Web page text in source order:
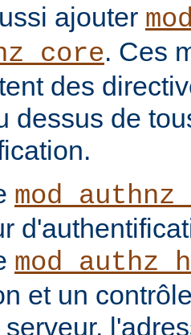
ajouter
. Ces
des
dessus de
et un